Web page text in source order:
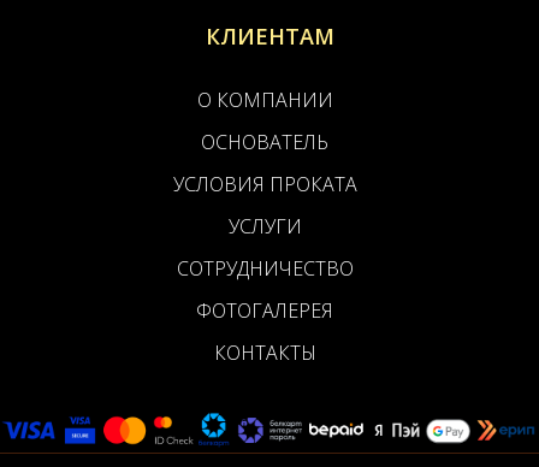
КЛИЕНТАМ
О КОМПАНИИ
ОСНОВАТЕЛЬ
УСЛОВИЯ ПРОКАТА
УСЛУГИ
СОТРУДНИЧЕСТВО
ФОТОГАЛЕРЕЯ
КОНТАКТЫ